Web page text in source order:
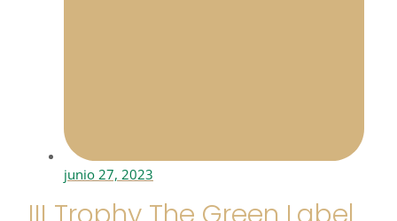
junio 27, 2023